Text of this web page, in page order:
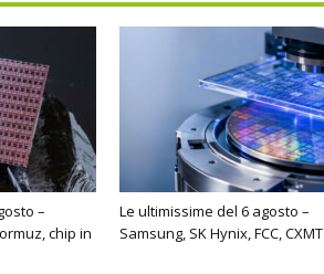
–
chip in
Le ultimissime del 6 agosto –
Samsung, SK Hynix, FCC, CXMT